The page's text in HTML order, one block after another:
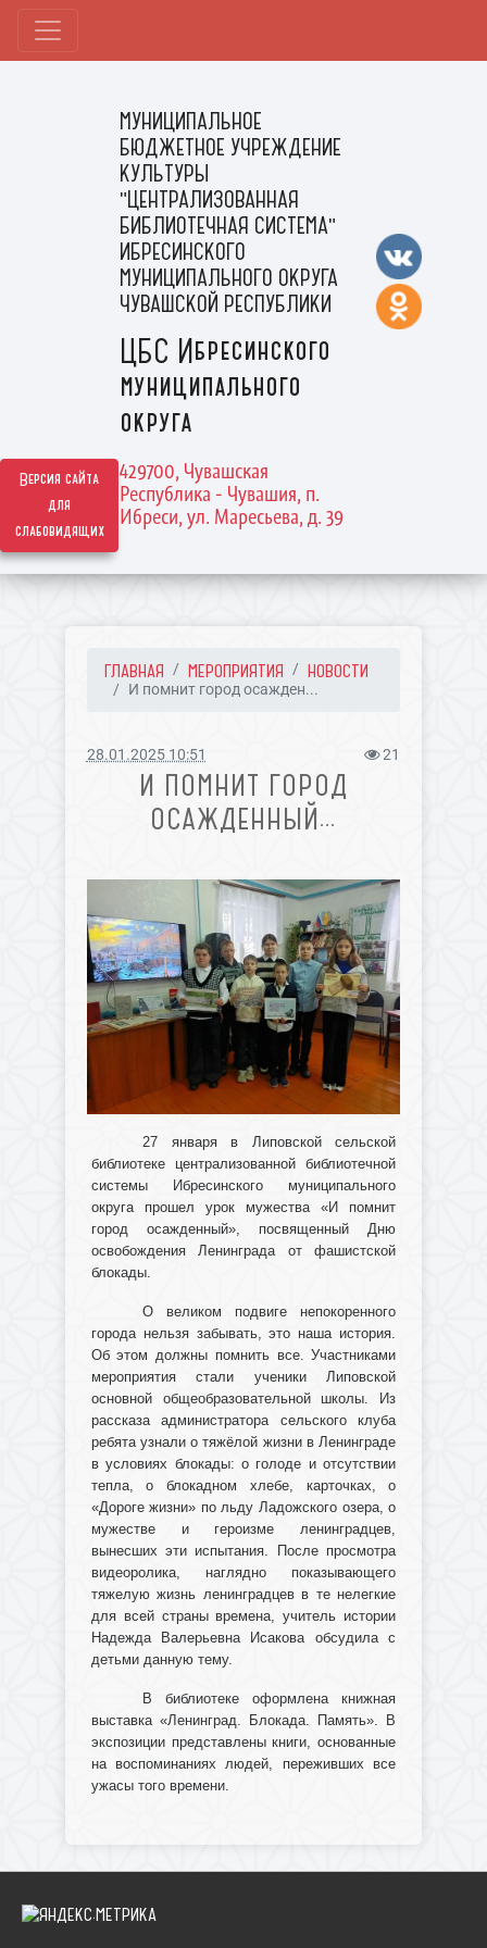
Версия сайта
для
слабовидящих
МУНИЦИПАЛЬНОЕ
БЮДЖЕТНОЕ УЧРЕЖДЕНИЕ
КУЛЬТУРЫ
"ЦЕНТРАЛИЗОВАННАЯ
БИБЛИОТЕЧНАЯ СИСТЕМА"
ИБРЕСИНСКОГО
МУНИЦИПАЛЬНОГО ОКРУГА
ЧУВАШСКОЙ РЕСПУБЛИКИ
ЦБС Ибресинского
муниципального
округа
429700, Чувашская
Республика - Чувашия, п.
Ибреси, ул. Маресьева, д. 39
ГЛАВНАЯ МЕРОПРИЯТИЯ НОВОСТИ
И помнит город осажден...
28.01.2025 10:51 21
И ПОМНИТ ГОРОД
ОСАЖДЕННЫЙ…
27 января в Липовской сельской
библиотеке централизованной библиотечной
системы Ибресинского муниципального
округа прошел урок мужества «И помнит
город осажденный», посвященный Дню
освобождения Ленинграда от фашистской
блокады.
О великом подвиге непокоренного
города нельзя забывать, это наша история.
Об этом должны помнить все. Участниками
мероприятия стали ученики Липовской
основной общеобразовательной школы. Из
рассказа администратора сельского клуба
ребята узнали о тяжёлой жизни в Ленинграде
в условиях блокады: о голоде и отсутствии
тепла, о блокадном хлебе, карточках, о
«Дороге жизни» по льду Ладожского озера, о
мужестве и героизме ленинградцев,
вынесших эти испытания. После просмотра
видеоролика, наглядно показывающего
тяжелую жизнь ленинградцев в те нелегкие
для всей страны времена, учитель истории
Надежда Валерьевна Исакова обсудила с
детьми данную тему.
В библиотеке оформлена книжная
выставка «Ленинград. Блокада. Память». В
экспозиции представлены книги, основанные
на воспоминаниях людей, переживших все
ужасы того времени.